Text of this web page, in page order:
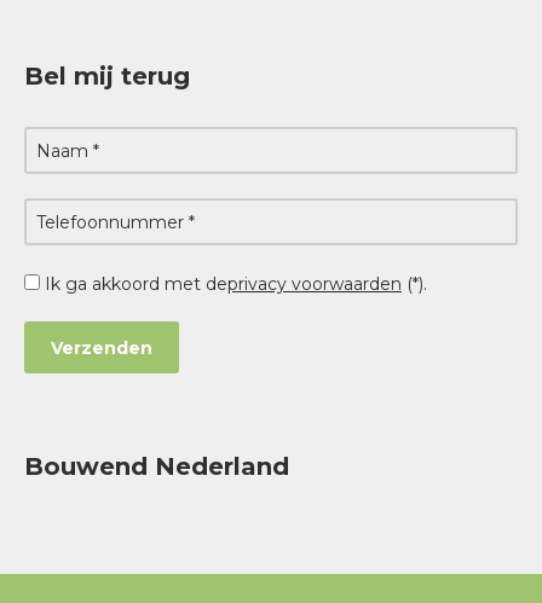
Bel mij terug
Ik ga akkoord met deprivacy voorwaarden (*).
Bouwend Nederland